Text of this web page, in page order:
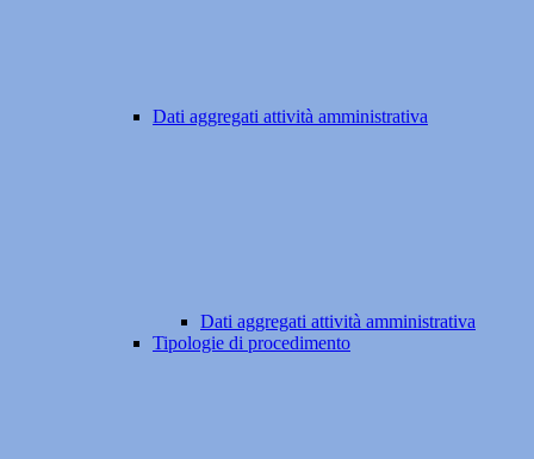
Dati aggregati attività amministrativa
Dati aggregati attività amministrativa
Tipologie di procedimento